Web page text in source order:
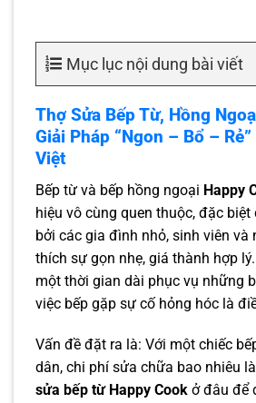
Mục lục nội dung bài viết
Thợ Sửa Bếp Từ, Hồng
Giải Pháp “Ngon – Bổ –
Việt
Bếp từ và bếp hồng ngoại Happy
hiệu vô cùng quen thuộc, đặc
bởi các gia đình nhỏ, sinh viên và
thích sự gọn nhẹ, giá thành hợp
một thời gian dài phục vụ những
việc bếp gặp sự cố hỏng hóc là
Vấn đề đặt ra là: Với một chiếc
dân, chi phí sửa chữa bao nhiêu
sửa bếp từ Happy Cook ở đâu để